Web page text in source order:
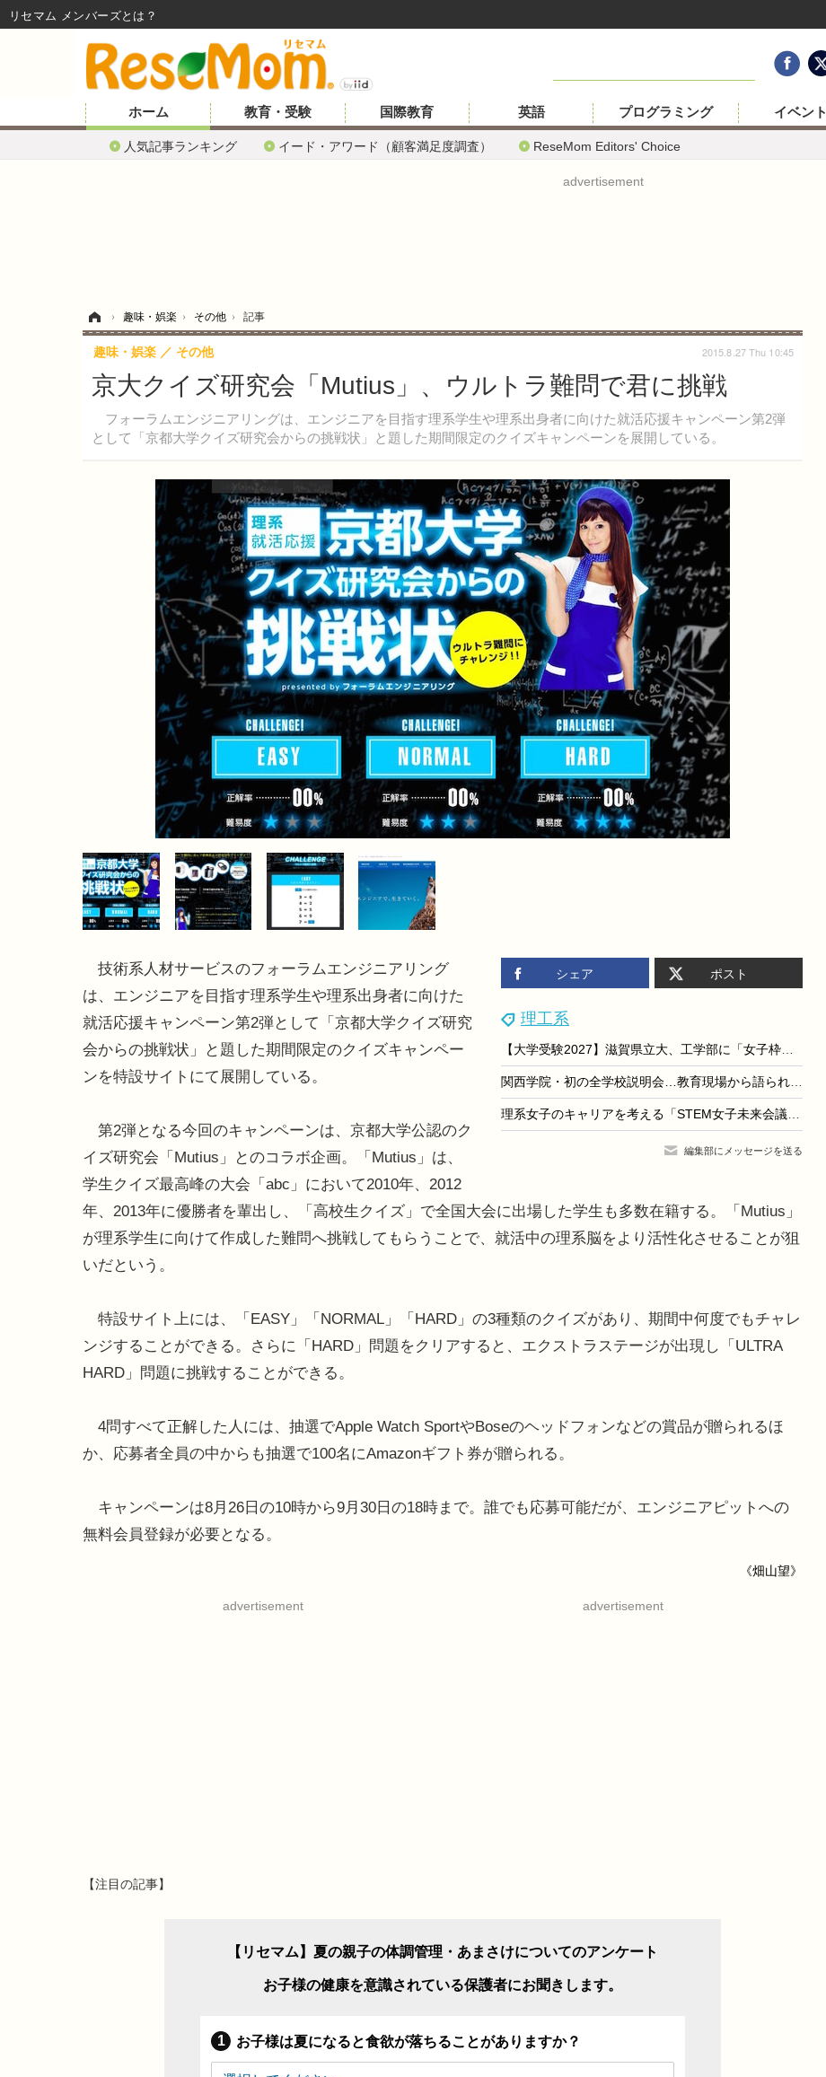
ホーム
人気記事ランキング イード・アワード（顧客満足度調査） ReseMom Editors' Choice
教育・受験 国際教育 英語 プログラミング イベント
advertisement
› 趣味・娯楽 › その他 › 記事
京大クイズ研究会「Mutius」、ウルトラ難問で君に挑戦
フォーラムエンジニアリングは、エンジニアを目指す理系学生や理系出身者に向けた就活応援キャンペーン第2弾
として「京都大学クイズ研究会からの挑戦状」と題した期間限定のクイズキャンペーンを展開している。
趣味・娯楽 その他 2015.8.27 Thu 10:45
シェア ポスト
理工系
【大学受験2027】滋賀県立大、工学部に「女子枠」新設
関西学院・初の全学校説明会…教育現場から語られた「一貫教育の魅力とこれから」
理系女子のキャリアを考える「STEM女子未来会議2026」参加者募集…先着各15人
編集部にメッセージを送る
技術系人材サービスのフォーラムエンジニアリング
は、エンジニアを目指す理系学生や理系出身者に向けた
就活応援キャンペーン第2弾として「京都大学クイズ研究
会からの挑戦状」と題した期間限定のクイズキャンペー
ンを特設サイトにて展開している。
第2弾となる今回のキャンペーンは、京都大学公認のク
イズ研究会「Mutius」とのコラボ企画。「Mutius」は、
学生クイズ最高峰の大会「abc」において2010年、2012
年、2013年に優勝者を輩出し、「高校生クイズ」で全国大会に出場した学生も多数在籍する。「Mutius」
が理系学生に向けて作成した難問へ挑戦してもらうことで、就活中の理系脳をより活性化させることが狙
いだという。
特設サイト上には、「EASY」「NORMAL」「HARD」の3種類のクイズがあり、期間中何度でもチャレ
ンジすることができる。さらに「HARD」問題をクリアすると、エクストラステージが出現し「ULTRA
HARD」問題に挑戦することができる。
4問すべて正解した人には、抽選でApple Watch SportやBoseのヘッドフォンなどの賞品が贈られるほ
か、応募者全員の中からも抽選で100名にAmazonギフト券が贈られる。
キャンペーンは8月26日の10時から9月30日の18時まで。誰でも応募可能だが、エンジニアピットへの
無料会員登録が必要となる。
《畑山望》
advertisement advertisement
【注目の記事】
【リセマム】夏の親子の体調管理・あまさけについてのアンケート
お子様の健康を意識されている保護者にお聞きします。
お子様は夏になると食欲が落ちることがありますか？
リセマム メンバーズ